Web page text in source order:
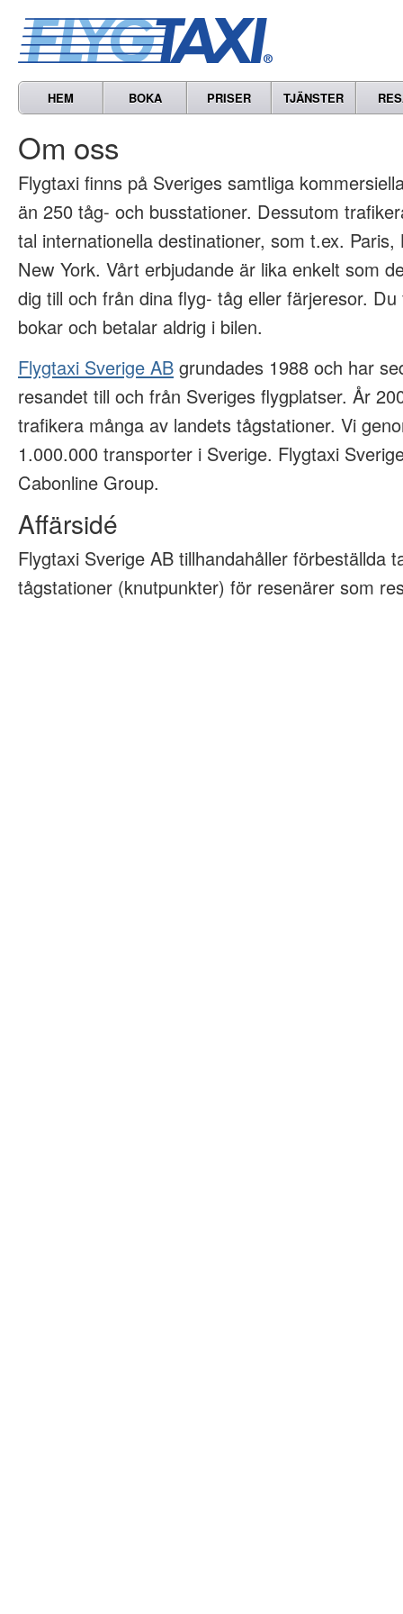
HEM BOKA PRISER TJÄNSTER
Om oss
Flygtaxi finns på Sveriges samtliga
än 250 tåg- och busstationer. Dessutom
tal internationella destinationer, som t.ex.
New York. Vårt erbjudande är lika enkelt som
dig till och från dina flyg- tåg eller färjeresor.
bokar och betalar aldrig i bilen.
Flygtaxi Sverige AB grundades 1988 och har
resandet till och från Sveriges flygplatser. År
trafikera många av landets tågstationer. Vi
1.000.000 transporter i Sverige. Flygtaxi
Cabonline Group.
Affärsidé
Flygtaxi Sverige AB tillhandahåller förbeställda
tågstationer (knutpunkter) för resenärer som